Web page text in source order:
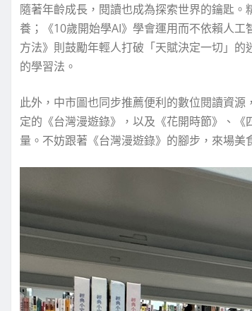
隨著年齡成長，閱讀也成為探索世界的鑰匙
養；《10歲開始學AI》學會運用而不依賴人
方法》則鼓勵年輕人打破「天賦決定一切」
的學習法。
此外，中市圖也同步推薦便利的數位閱讀資
定的《台灣漫遊錄》，以及《花開時節》、
量。不妨跟著《台灣漫遊錄》的腳步，來場美